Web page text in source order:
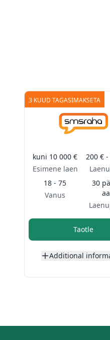
3 KUUD TAGASIMAKSETA
kuni 10 000 €
Esimene laen
200 € -
18 - 75
Vanus
30
Taotle
Additional